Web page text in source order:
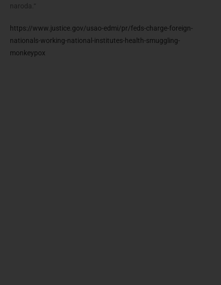
naroda.“
https://www.justice.gov/usao-edmi/pr/feds-charge-foreign-
nationals-working-national-institutes-health-smuggling-
monkeypox